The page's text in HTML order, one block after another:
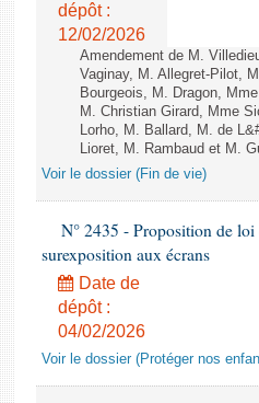
dépôt :
12/02/2026
Amendement de M.
Vaginay, M. Allegret-Pilot,
Bourgeois, M. Dragon,
M. Christian Girard, Mme
Lorho, M. Ballard, M. de
Lioret, M. Rambaud et M.
Voir le dossier (Fin de vie)
N° 2435 - Proposition de
surexposition aux écrans
Date de
dépôt :
04/02/2026
Voir le dossier (Protéger nos